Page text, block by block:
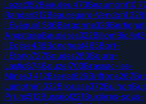
Lezat352Beaulieu473Beaumont10
Randan312Beauregard-Vendon1 328
l'Évêque1 586Bergonne329Bertignat
AnastaiseBeurières322BillomBiollet
l'Église436Bongheat465Bort-
l'Étang727Boudes260Bourg-
Lastic874Bouzel703Brassac-les-
Mines3 412Brenat629Briffons267
Lamothe1 032Brousse372Bulhon
Pruns512Busséol221Buxières-sous-